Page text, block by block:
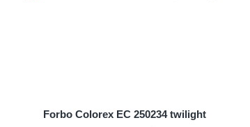
Forbo Colorex EC 250234 twilight